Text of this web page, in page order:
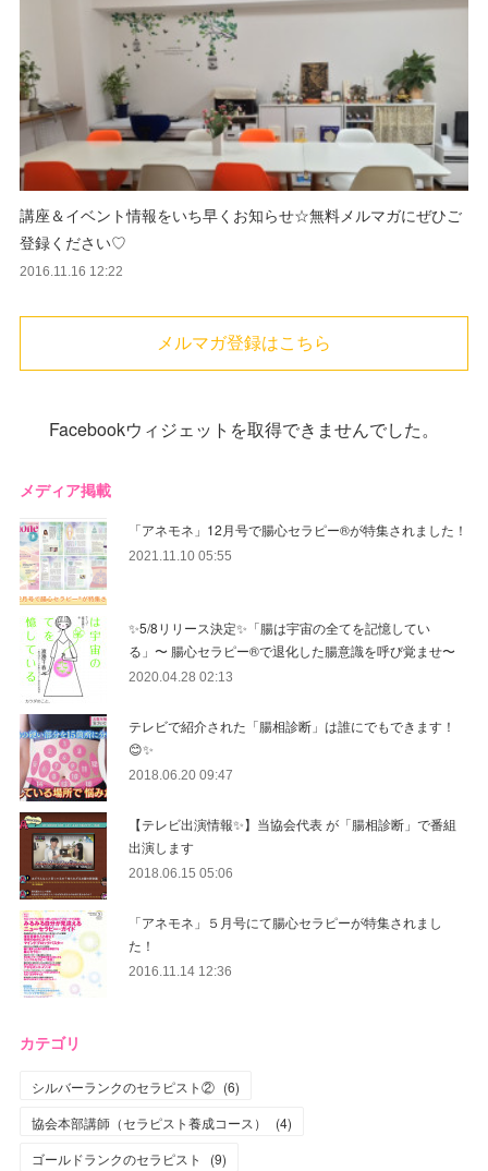
講座＆イベント情報をいち早くお知らせ☆無料メルマガにぜひご
登録ください♡
2016.11.16 12:22
メルマガ登録はこちら
Facebookウィジェットを取得できませんでした。
メディア掲載
「アネモネ」12月号で腸心セラピー®︎が特集されました！
2021.11.10 05:55
✨5/8リリース決定✨「腸は宇宙の全てを記憶してい
る」〜 腸心セラピー®︎で退化した腸意識を呼び覚ませ〜
2020.04.28 02:13
テレビで紹介された「腸相診断」は誰にでもできます！
😊✨
2018.06.20 09:47
【テレビ出演情報✨】当協会代表 が「腸相診断」で番組
出演します
2018.06.15 05:06
「アネモネ」５月号にて腸心セラピーが特集されまし
た！
2016.11.14 12:36
カテゴリ
シルバーランクのセラピスト② (6)
協会本部講師（セラピスト養成コース）
(4)
ゴールドランクのセラピスト
(9)